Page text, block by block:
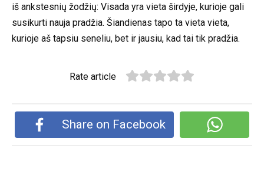
iš ankstesnių žodžių: Visada yra vieta širdyje, kurioje gali
susikurti nauja pradžia. Šiandienas tapo ta vieta vieta,
kurioje aš tapsiu seneliu, bet ir jausiu, kad tai tik pradžia.
Rate article
Share on Facebook